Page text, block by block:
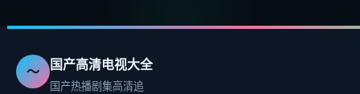
〜 国产高清电视大全
国产热播剧集高清追